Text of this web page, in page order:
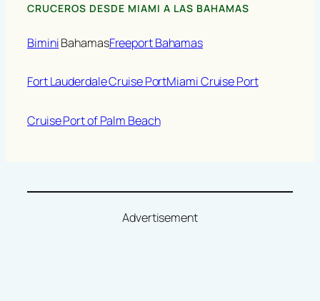
CRUCEROS DESDE MIAMI A LAS BAHAMAS
BiminiBahamasFreeport Bahamas
Fort Lauderdale Cruise PortMiami Cruise Port
Cruise Port of Palm Beach
Advertisement